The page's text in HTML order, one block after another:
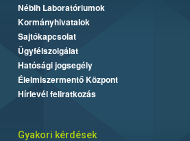
Nébih Laboratóriumok
Kormányhivatalok
Sajtókapcsolat
Ügyfélszolgálat
Hatósági jogsegély
Élelmiszermentő Központ
Hírlevél feliratkozás
Gyakori kérdések